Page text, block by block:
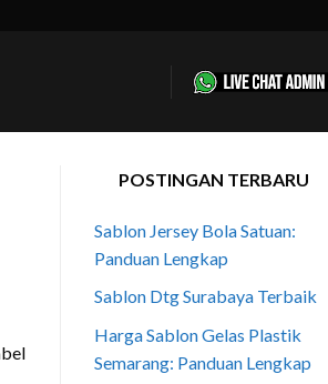
POSTINGAN TERBARU
Sablon Jersey Bola Satuan:
Panduan Lengkap
Sablon Dtg Surabaya Terbaik
Harga Sablon Gelas Plastik
Semarang: Panduan Lengkap